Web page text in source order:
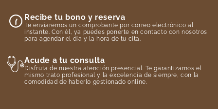
Recibe tu bono y reserva
Te enviaremos un comprobante por correo electrónico al
instante. Con él, ya puedes ponerte en contacto con nosotros
para agendar el día y la hora de tu cita.
Acude a tu consulta
Disfruta de nuestra atención presencial. Te garantizamos el
mismo trato profesional y la excelencia de siempre, con la
comodidad de haberlo gestionado online.